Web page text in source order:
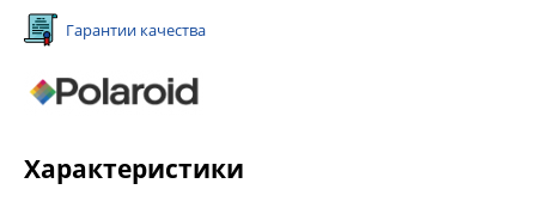
Гарантии качества
Характеристики